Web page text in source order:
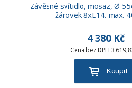
Závěsné svítidlo, mosaz, Ø
žárovek 8xE14, max.
4 380 Kč
Cena bez DPH 3
Koupit